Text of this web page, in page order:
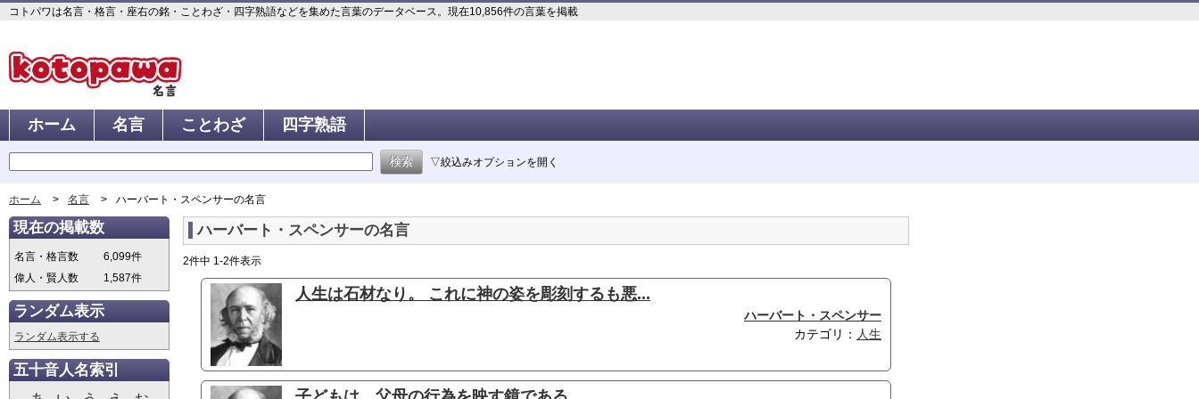
コトパワは名言・格言・座右の銘・ことわざ・四字熟語などを集めた言葉のデータベース。現在10,856件の言葉を掲載
ホーム 名言 ことわざ 四字熟語
▽絞込みオプションを開く
ホーム 名言 ハーバート・スペンサーの名言
ハーバート・スペンサーの名言
2件中 1-2件表示
人生は石材なり。 これに神の姿を彫刻するも悪...
ハーバート・スペンサー
カテゴリ： 人生
現在の掲載数
名言・格言数
6,099件
偉人・賢人数
1,587件
ランダム表示
ランダム表示する
五十音人名索引